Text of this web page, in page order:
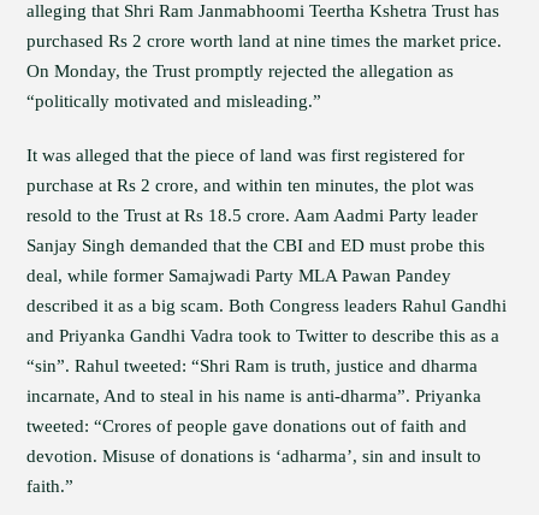
alleging that Shri Ram Janmabhoomi Teertha Kshetra Trust has
purchased Rs 2 crore worth land at nine times the market price.
On Monday, the Trust promptly rejected the allegation as
“politically motivated and misleading.”
It was alleged that the piece of land was first registered for
purchase at Rs 2 crore, and within ten minutes, the plot was
resold to the Trust at Rs 18.5 crore. Aam Aadmi Party leader
Sanjay Singh demanded that the CBI and ED must probe this
deal, while former Samajwadi Party MLA Pawan Pandey
described it as a big scam. Both Congress leaders Rahul Gandhi
and Priyanka Gandhi Vadra took to Twitter to describe this as a
“sin”. Rahul tweeted: “Shri Ram is truth, justice and dharma
incarnate, And to steal in his name is anti-dharma”. Priyanka
tweeted: “Crores of people gave donations out of faith and
devotion. Misuse of donations is ‘adharma’, sin and insult to
faith.”